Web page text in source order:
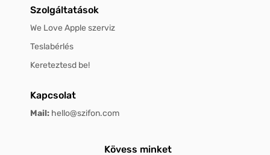
Szolgáltatások
We Love Apple szerviz
Teslabérlés
Kereteztesd be!
Kapcsolat
Mail: hello@szifon.com
Kövess minket